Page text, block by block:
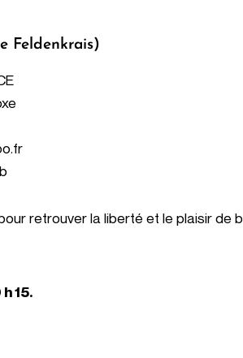
Feldenkrais)
retrouver la liberté et le plaisir de
h 15.